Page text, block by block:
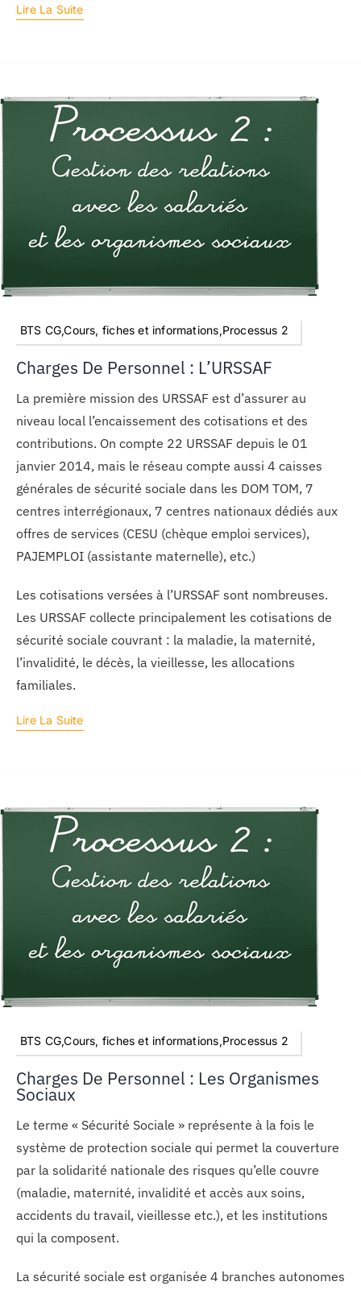
Lire La Suite
BTS CG,Cours, fiches et informations,Processus 2
Charges De Personnel : L’URSSAF
La première mission des URSSAF est d’assurer au
niveau local l’encaissement des cotisations et des
contributions. On compte 22 URSSAF depuis le 01
janvier 2014, mais le réseau compte aussi 4 caisses
générales de sécurité sociale dans les DOM TOM, 7
centres interrégionaux, 7 centres nationaux dédiés aux
offres de services (CESU (chèque emploi services),
PAJEMPLOI (assistante maternelle), etc.)
Les cotisations versées à l’URSSAF sont nombreuses.
Les URSSAF collecte principalement les cotisations de
sécurité sociale couvrant : la maladie, la maternité,
l’invalidité, le décès, la vieillesse, les allocations
familiales.
Lire La Suite
BTS CG,Cours, fiches et informations,Processus 2
Charges De Personnel : Les Organismes
Sociaux
Le terme « Sécurité Sociale » représente à la fois le
système de protection sociale qui permet la couverture
par la solidarité nationale des risques qu’elle couvre
(maladie, maternité, invalidité et accès aux soins,
accidents du travail, vieillesse etc.), et les institutions
qui la composent.
La sécurité sociale est organisée 4 branches autonomes